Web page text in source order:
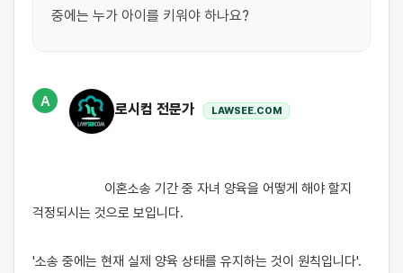
중에는 누가 아이를 키워야 하나요?
A
로시컴 전문가 LAWSEE.COM
걱정되시는 것으로 보입니다.
'소송 중에는 현재 실제 양육 상태를 유지하는 것이 원칙입니다'.